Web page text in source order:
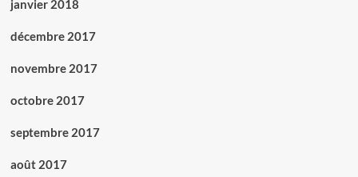
janvier 2018
décembre 2017
novembre 2017
octobre 2017
septembre 2017
août 2017